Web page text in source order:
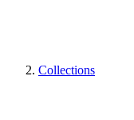
Collections